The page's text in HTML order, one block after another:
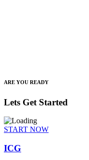
ARE YOU READY
Lets Get Started
START NOW
ICG